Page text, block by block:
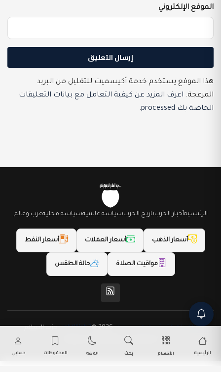
الموقع الإلكتروني
هذا الموقع يستخدم خدمة أكيسميت للتقليل من البريد
المزعجة. اعرف المزيد عن كيفية التعامل مع بيانات التعليقات
الخاصة بك processed
.
الرئيسيةأخبار الحزبتاريخ الحزبسياسة عالميةسياسة محليةعرب وعالم
أسعار الذهب أسعار العملات أسعار النفط
مواقيت الصلاة حالة الطقس
(المظهر) تم تصميمه من قِبل LightWeb2
© 2026 حزب السلام
الديمقراطي. جميع الحقوق محفوظة.
الرئيسية الأقسام بحث الوضع المحفوظات حسابي